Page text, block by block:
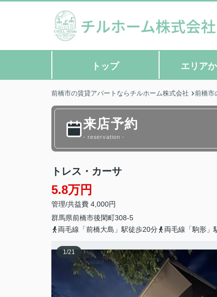
トップ エリア
前橋市の賃貸アパートならチルホーム株式会社 前橋市
来店予約
- reservation -
トレス・カーサ
5.8万円
管理/共益費 4,000円
群馬県前橋市後閑町308-5
両毛線「前橋大島」駅徒歩20分
両毛線「駒形」
1/21